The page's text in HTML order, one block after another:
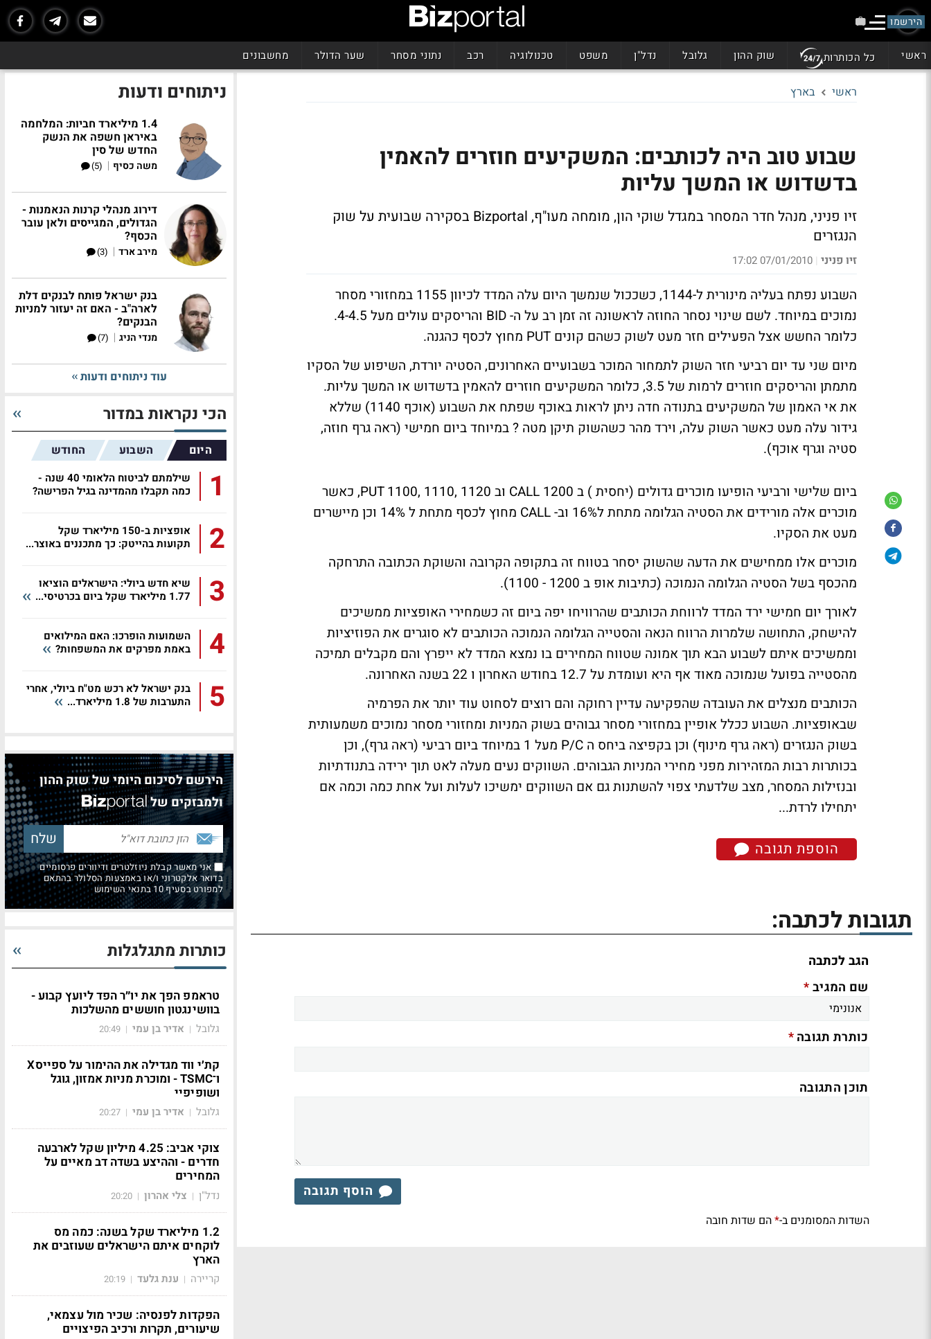
הירשמו
ראשי כל הכותרות שוק ההון גלובל נדל"ן משפט טכנולוגיה רכב נתוני מסחר שער הדולר מחשבונים
ראשי בארץ
שבוע טוב היה לכותבים: המשקיעים חוזרים להאמין
בדשדוש או המשך עליות
זיו פניני, מנהל חדר המסחר במגדל שוקי הון, מומחה מעו"ף, Bizportal בסקירה שבועית על שוק
הנגזרים
זיו פניני |
07/01/2010 17:02
השבוע נפתח בעליה מינורית ל-1144, כשככול שנמשך היום עלה המדד לכיוון 1155 במחזורי מסחר
נמוכים במיוחד. לשם שינוי נסחר החוזה לראשונה זה זמן רב על ה- BID והריסקים עולים מעל 4-4.5.
כלומר החשש אצל הפעילים חזר מעט לשוק כשהם קונים PUT מחוץ לכסף כהגנה.
מיום שני עד יום רביעי חזר השוק לתמחור המוכר בשבועיים האחרונים, הסטיה יורדת, השיפוע של הסקיו
מתמתן והריסקים חוזרים לרמות של 3.5, כלומר המשקיעים חוזרים להאמין בדשדוש או המשך עליות.
את אי האמון של המשקיעים בתנודה חדה ניתן לראות באוכף שפתח את השבוע (אוכף 1140) שללא
גידור עלה מעט כאשר השוק עלה, וירד מהר כשהשוק תיקן מטה ? במיוחד ביום חמישי (ראה גרף חוזה,
סטיה וגרף אוכף).
ביום שלישי ורביעי הופיעו מוכרים גדולים (יחסית ) ב CALL 1200 וב PUT 1100, 1110, 1120, כאשר
מוכרים אלה מורידים את הסטיה הגלומה מתחת ל16% וב- CALL מחוץ לכסף מתחת ל 14% וכן מיישרים
מעט את הסקיו.
מוכרים אלו ממחישים את הדעה שהשוק יסחר בטווח זה בתקופה הקרובה והשוקת הכתובה התרחקה
מהכסף בשל הסטיה הגלומה הנמוכה (כתיבות אופ ב 1200 - 1100).
לאורך יום חמישי ירד המדד לרווחת הכותבים שהרוויחו יפה ביום זה כשמחירי האופציות ממשיכים
להישחק, התחושה שלמרות הרווח הנאה והסטייה הגלומה הנמוכה הכותבים לא סוגרים את הפוזיציות
וממשיכים איתם לשבוע הבא תוך אמונה שטווח המחירים בו נמצא המדד לא ייפרץ והם מקבלים תמיכה
מהסטייה בפועל שנמוכה מאוד אף היא ועומדת על 12.7 בחודש האחרון ו 22 בשנה האחרונה.
הכותבים מנצלים את העובדה שהפקיעה עדיין רחוקה והם רוצים לסחוט עוד יותר את הפרמיה
שבאופציות. השבוע ככלל אופיין במחזורי מסחר גבוהים בשוק המניות ומחזורי מסחר נמוכים משמעותית
בשוק הנגזרים (ראה גרף מינוף) וכן בקפיצה ביחס ה P/C מעל 1 במיוחד ביום רביעי (ראה גרף), וכן
בכותרות רבות המזהירות מפני מחירי המניות הגבוהים. השווקים נעים מעלה לאט תוך ירידה בתנודתיות
ובנזילות המסחר, מצב שלדעתי צפוי להשתנות גם אם השווקים ימשיכו לעלות ועל אחת כמה וכמה אם
יתחילו לרדת...
הוספת תגובה
תגובות לכתבה:
הגב לכתבה
שם המגיב*
כותרת תגובה*
תוכן התגובה
הוסף תגובה
השדות המסומנים ב-*הם שדות חובה
ניתוחים ודעות
1.4 מיליארד חביות: המלחמה
באיראן חשפה את הנשק
החדש של סין
משה כסיף |
(5)
דירוג מנהלי קרנות הנאמנות -
הגדולים, המגייסים ולאן עובר
הכסף?
מירב ארד |
(3)
בנק ישראל פותח לבנקים דלת
לארה"ב - האם זה יעזור למניות
הבנקים?
מנדי הניג |
(7)
עוד ניתוחים ודעות
הכי נקראות במדור
היום השבוע החודש
1
שילמתם לביטוח הלאומי 40 שנה -
כמה תקבלו מהמדינה בגיל הפרישה?
2
אופציות ב-150 מיליארד שקל
תקועות בהייטק: כך מתכננים באוצר...
3
שיא חדש ביולי: הישראלים הוציאו
1.77 מיליארד שקל ביום בכרטיסי...
4
השמועות הופרכו: האם המילואים
באמת מפרקים את המשפחות?
5
בנק ישראל לא רכש מט"ח ביולי, אחרי
התערבות של 1.8 מיליארד...
הירשם לסיכום היומי של שוק ההון
ולמבזקים של
אני מאשר קבלת ניוזלטרים ודיוורים פרסומיים
בדואר אלקטרוני ו/או באמצעות הסלולר בהתאם
למפורט בסעיף 10 בתנאי השימוש
כותרות מתגלגלות
טראמפ הפך את יו״ר הפד ליועץ קבוע -
בוושינגטון חוששים מהשלכות
גלובל | אדיר בן עמי |
20:49
קת׳י ווד מגדילה את ההימור על ספייסX
ו־TSMC - ומוכרת מניות אמזון, גוגל
ושופיפיי
גלובל | אדיר בן עמי |
20:27
צוקי אביב: 4.25 מיליון שקל לארבעה
חדרים - וההיצע בשדה דב מאיים על
המחירים
נדל"ן | צלי אהרון |
20:20
1.2 מיליארד שקל בשנה: כמה מס
לוקחים איתם הישראלים שעוזבים את
הארץ
קריירה | ענת גלעד |
20:19
הפקדות לפנסיה: שכיר מול עצמאי,
שיעורים, תקרות ורכיב הפיצויים